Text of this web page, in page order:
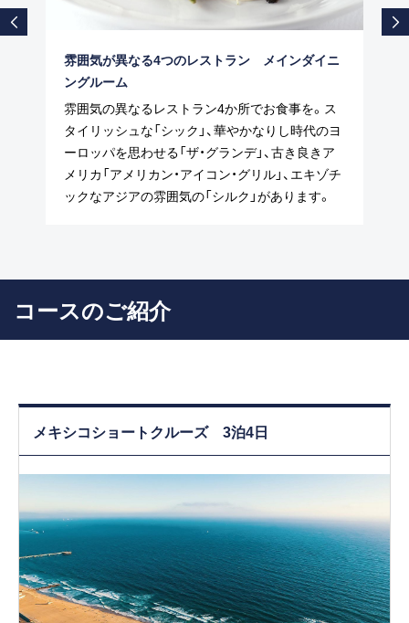
雰囲気が異なる4つのレストラン メインダイニ
ングルーム
雰囲気の異なるレストラン4か所でお食事を。ス
タイリッシュな「シック」、華やかなりし時代のヨ
ーロッパを思わせる「ザ・グランデ」、古き良きア
メリカ「アメリカン・アイコン・グリル」、エキゾチ
ックなアジアの雰囲気の「シルク」があります。
コースのご紹介
メキシコショートクルーズ 3泊4日